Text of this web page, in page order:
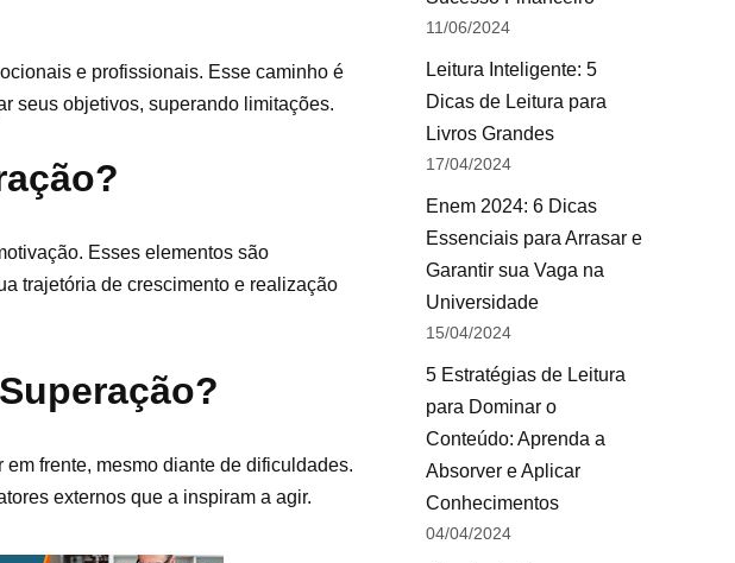
e profissionais. Esse caminho é
seus objetivos, superando limitações.
Esses elementos são
trajetória de crescimento e realização
frente, mesmo diante de dificuldades.
externos que a inspiram a agir.
11/06/2024
Leitura Inteligente: 5
Dicas de Leitura para
Livros Grandes
17/04/2024
Enem 2024: 6 Dicas
Essenciais para Arrasar e
Garantir sua Vaga na
Universidade
15/04/2024
5 Estratégias de Leitura
para Dominar o
Conteúdo: Aprenda a
Absorver e Aplicar
Conhecimentos
04/04/2024